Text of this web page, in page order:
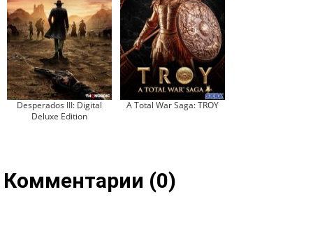
Desperados III: Digital
Deluxe Edition
A Total War Saga: TROY
Комментарии (0)